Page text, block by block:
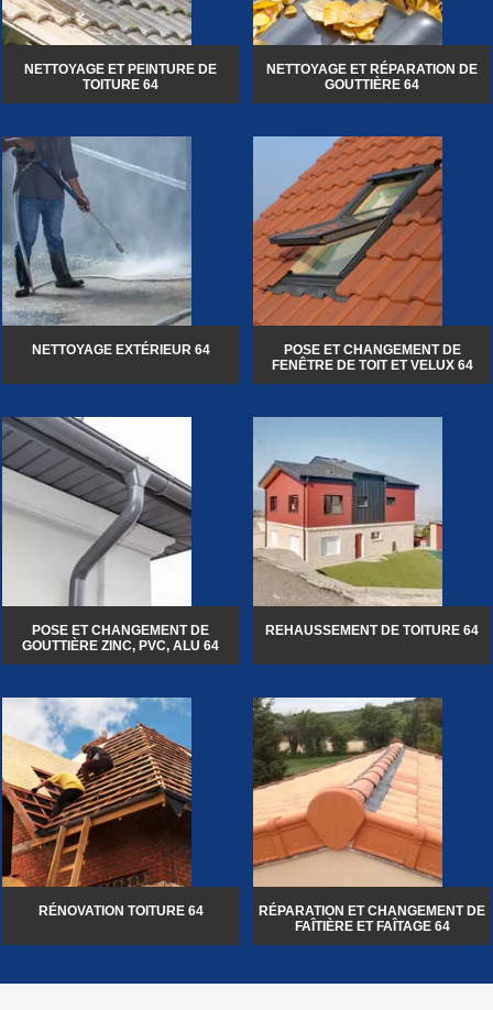
NETTOYAGE ET PEINTURE DE
TOITURE 64
NETTOYAGE ET RÉPARATION DE
GOUTTIÈRE 64
NETTOYAGE EXTÉRIEUR 64
POSE ET CHANGEMENT DE
FENÊTRE DE TOIT ET VELUX 64
POSE ET CHANGEMENT DE
GOUTTIÈRE ZINC, PVC, ALU 64
REHAUSSEMENT DE TOITURE 64
RÉNOVATION TOITURE 64
RÉPARATION ET CHANGEMENT DE
FAÎTIÈRE ET FAÎTAGE 64